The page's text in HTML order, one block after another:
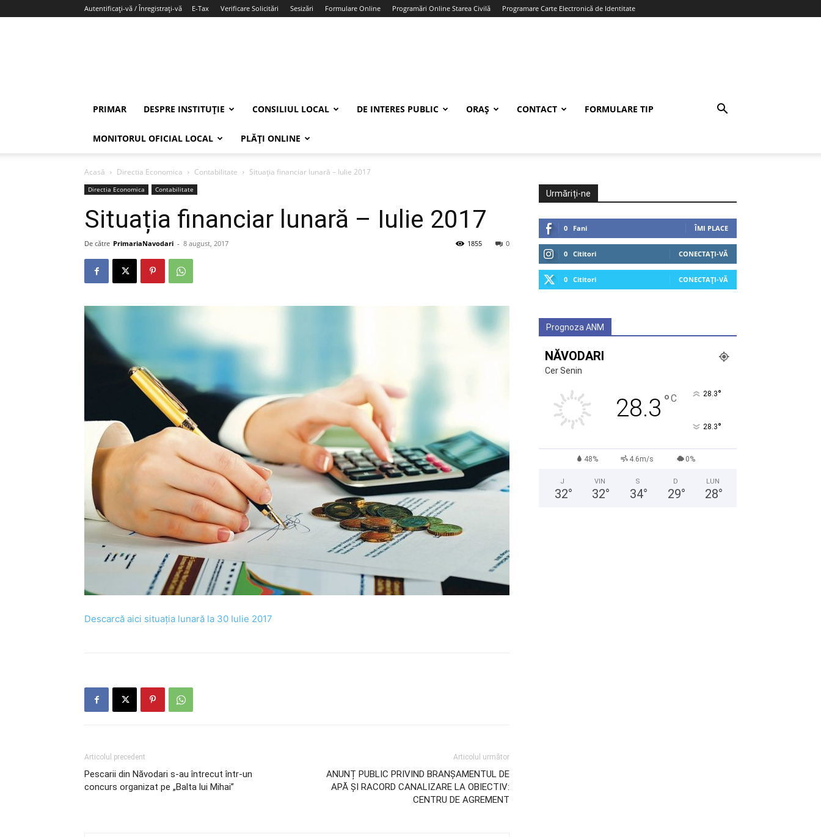
Autentificați-vă / Înregistrați-vă E-Tax Verificare Solicitări Sesizări Formulare Online Programări Online Starea Civilă Programare Carte Electronică de Identitate
PRIMAR DESPRE INSTITUȚIE CONSILIUL LOCAL DE INTERES PUBLIC ORAȘ CONTACT FORMULARE TIP
MONITORUL OFICIAL LOCAL PLĂȚI ONLINE
Acasă Directia Economica Contabilitate Situația financiar lunară – Iulie 2017
Directia Economica Contabilitate
Situația financiar lunară – Iulie 2017
De către PrimariaNavodari - 8 august, 2017 0
1855
Descarcă aici situația lunară la 30 Iulie 2017
Articolul precedent
Pescarii din Năvodari s-au întrecut într-un
concurs organizat pe „Balta lui Mihai”
Articolul următor
ANUNȚ PUBLIC PRIVIND BRANȘAMENTUL DE
APĂ ȘI RACORD CANALIZARE LA OBIECTIV:
CENTRU DE AGREMENT
Urmăriți-ne
0 Fani ÎMI PLACE
0 Cititori CONECTAȚI-VĂ
0 Cititori CONECTAȚI-VĂ
Prognoza ANM
NĂVODARI
Cer Senin
28.3 °C 28.3°
28.3°
48% 4.6m/s 0%
J
32°
VIN
32°
S
34°
D
29°
LUN
28°